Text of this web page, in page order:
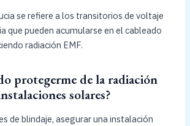
se refiere a los transitorios de voltaje
que pueden acumularse en el cableado
radiación EMF.
protegerme de la radiación
solares?
de blindaje, asegurar una instalación